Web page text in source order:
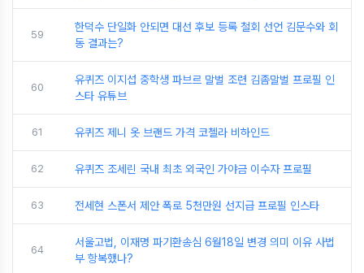
59
한덕수 단일화 안되면 대선 후보 등록 철회 선언 김문수와 회
동 결과는?
60
유퀴즈 이지섭 중학생 파브르 말벌 조련 김좀말벌 프로필 인
스타 유튜브
61 유퀴즈 제니 옷 브랜드 가격 코첼라 비하인드
62 유퀴즈 조세린 국내 최초 외국인 가야금 이수자 프로필
63 전세현 스폰서 제안 폭로 5천만원 선지급 프로필 인스타
64
서울고법, 이재명 파기환송심 6월18일 변경 의미 이유 사법
부 항복했나?